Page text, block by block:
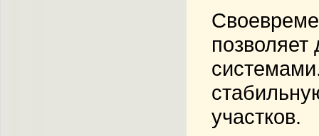
участков.